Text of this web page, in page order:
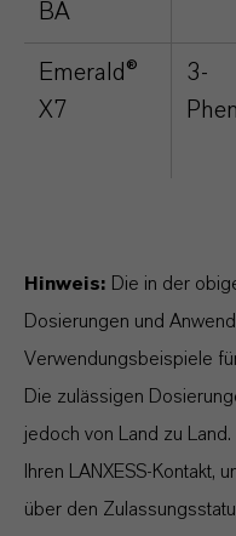
BA
Emerald®
X7
3-
Hinweis: Die in der
Dosierungen und
Verwendungsbeispiele
Die zulässigen
jedoch von Land zu
Ihren LANXESS-Kontakt,
über den